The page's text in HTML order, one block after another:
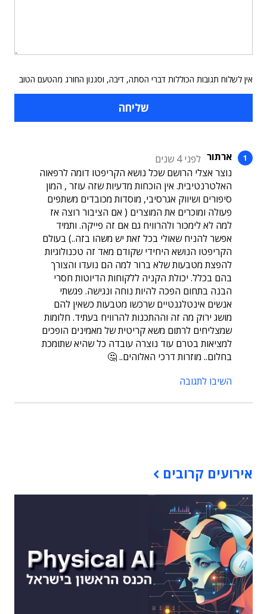
אין לשלוח תגובות הכוללות דברי הסתה, דיבה, וסגנון החורג מהטעם הטוב
ארתור לפני 4 שנים
נוצר אצלי הרושם שכל נושא הקריפטו דומה לרפאוה
האלטרנטיבית. אין הוכחות מדעיות שזה עוזר , המון
סיפורים ושיווק אגרסיבי, מוסדות מכובדים משתפים
פעולה ומוכרים את המוצרים ( אם הציבור רוצה אז
למה לא לימכור ולהרוויח גם אם זה פייקה. ותמיד
אפשר להניח שאולי בכל זאת יש משהו בזה..) בעולם
הקריפטו הנושא היחידי שקודם מאד זה טכנולוגיות
להפצת מטבעות שלא ברור למה הם נועדו והצורך
בהם בכלל. יכולת הקניה ללקוחות הדיוטות חסרי
הבנה בתחום הפכה להיות נוחה ונגישה. פגשתי
אנשים אינטלגנטיים שרכשו מטבעות כשאין להם
מושג ירוק מה זה וההתכנות להרוויח בעתיד. חלומות
שמצליחים לרתום משא קריטית של מאמינים הופכים
למציאות בטרם עוד נוצרה עובדה כל שהיא שתומכת
בחלום.. מוזרות דרכי האלוהים.. 🤔
השיבו לתגובה
אירועים קרובים